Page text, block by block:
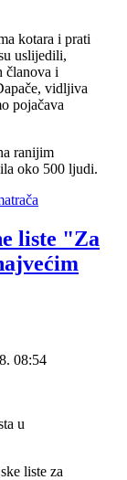
kotara i prati
uslijedili,
članova i
vidljiva
pojačava
ranijim
oko 500 ljudi.
liste "Za
08:54
liste za